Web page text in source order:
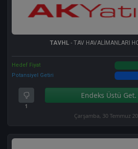
TAVHL - TAV HAVALİMANLARI
Hedef Fiyat
Potansiyel Getiri
1
Endeks Üstü Get.
Çarşamba, 30 Temmuz